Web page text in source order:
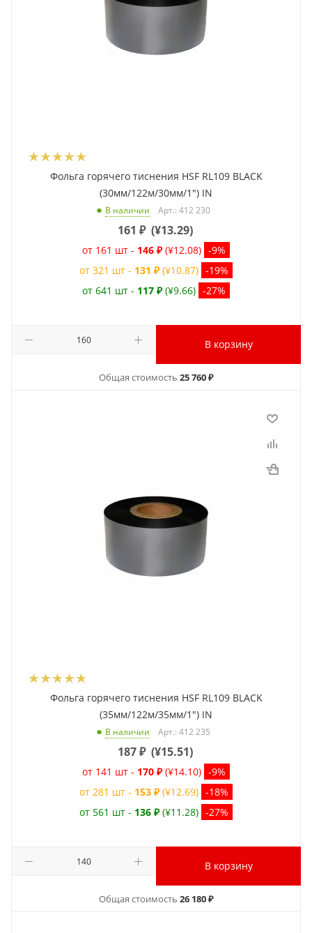
Фольга горячего тиснения HSF RL109 BLACK
(30мм/122м/30мм/1") IN
В наличии Арт.: 412 230
161 ₽ (¥13.29)
от 161 шт - 146 ₽ (¥12.08) -9%
от 321 шт - 131 ₽ (¥10.87) -19%
от 641 шт - 117 ₽ (¥9.66) -27%
В корзину
Общая стоимость 25 760 ₽
Фольга горячего тиснения HSF RL109 BLACK
(35мм/122м/35мм/1") IN
В наличии Арт.: 412 235
187₽ (¥15.51)
от 141 шт - 170 ₽ (¥14.10) -9%
от 281 шт - 153 ₽ (¥12.69) -18%
от 561 шт - 136 ₽ (¥11.28) -27%
В корзину
Общая стоимость 26 180 ₽